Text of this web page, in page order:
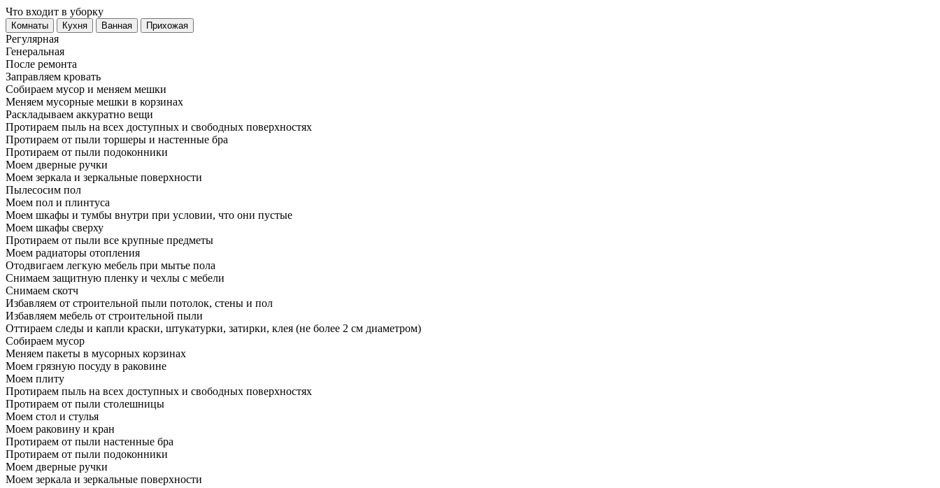
Что входит в уборку
Регу­лярная
Гене­ральная
После ремонта
Заправляем кровать
Собираем мусор и меняем мешки
Меняем мусорные мешки в корзинах
Раскладываем аккуратно вещи
Протираем пыль на всех доступных и свободных поверхностях
Протираем от пыли торшеры и настенные бра
Протираем от пыли подоконники
Моем дверные ручки
Моем зеркала и зеркальные поверхности
Пылесосим пол
Моем пол и плинтуса
Моем шкафы и тумбы внутри при условии, что они пустые
Моем шкафы сверху
Протираем от пыли все крупные предметы
Моем радиаторы отопления
Отодвигаем легкую мебель при мытье пола
Снимаем защитную пленку и чехлы с мебели
Снимаем скотч
Избавляем от строительной пыли потолок, стены и пол
Избавляем мебель от строительной пыли
Оттираем следы и капли краски, штукатурки, затирки, клея (не более 2 см диаметром)
Собираем мусор
Меняем пакеты в мусорных корзинах
Моем грязную посуду в раковине
Моем плиту
Протираем пыль на всех доступных и свободных поверхностях
Протираем от пыли столешницы
Моем стол и стулья
Моем раковину и кран
Протираем от пыли настенные бра
Протираем от пыли подоконники
Моем дверные ручки
Моем зеркала и зеркальные поверхности